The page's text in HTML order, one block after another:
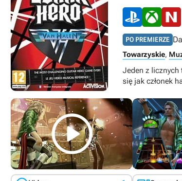
PO PREMIERZE
Towarzyskie,
Jeden z licznych
się jak członek
